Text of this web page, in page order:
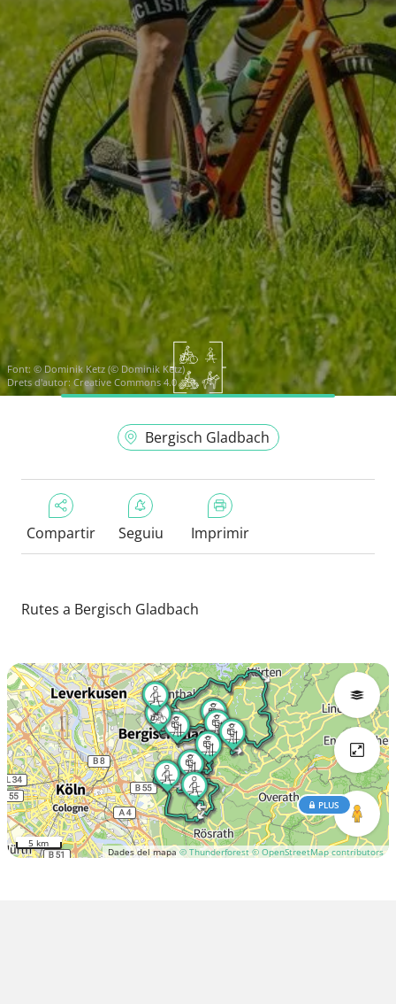
Font: © Dominik Ketz (© Dominik Ketz)
Drets d'autor: Creative Commons 4.0
Bergisch Gladbach
Compartir Seguiu Imprimir
Rutes a Bergisch Gladbach
Dades del mapa© Thunderforest © OpenStreetMap contributors
PLUS
5 km